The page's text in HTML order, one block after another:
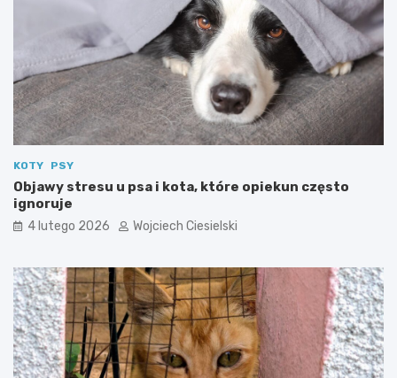
KOTY PSY
Objawy stresu u psa i kota, które opiekun często
ignoruje
4 lutego 2026 Wojciech Ciesielski